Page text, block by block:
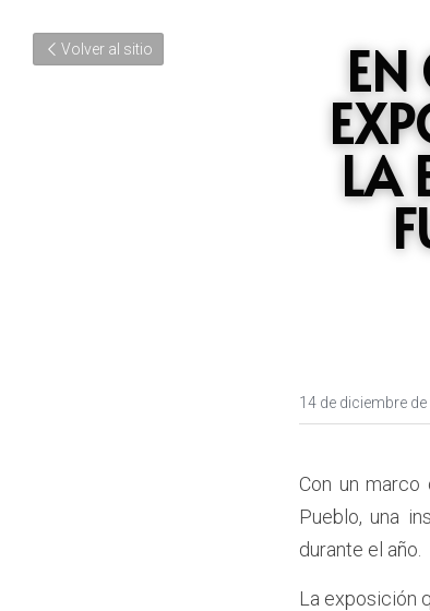
Volver al sitio EN
LA
14 de diciembre de
Con un
Pueblo, una
durante el año.
La exposición